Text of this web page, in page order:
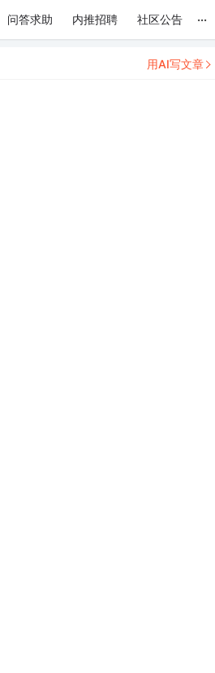
问答求助 内推招聘 社区公告 ...
用AI写文章